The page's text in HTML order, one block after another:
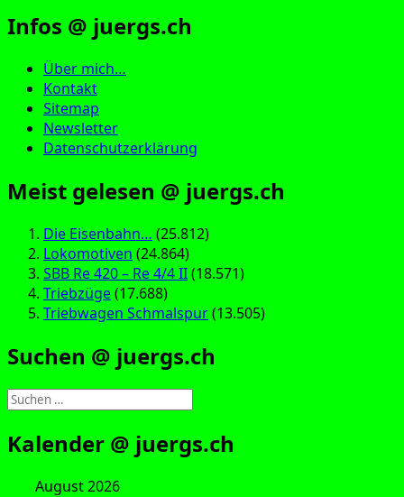
Infos @ juergs.ch
Über mich…
Kontakt
Sitemap
Newsletter
Datenschutzerklärung
Meist gelesen @ juergs.ch
Die Eisenbahn… (25.812)
Lokomotiven (24.864)
SBB Re 420 – Re 4/4 II(18.571)
Triebzüge(17.688)
Triebwagen Schmalspur(13.505)
Suchen @ juergs.ch
Suchen
nach:
Kalender @ juergs.ch
August 2026